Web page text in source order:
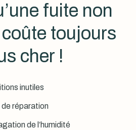
fuite non
toujours
cher !
inutiles
de réparation
de l’humidité